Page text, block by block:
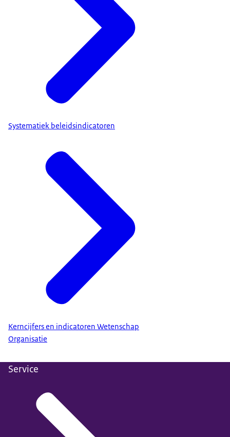
Systematiek beleidsindicatoren
Kerncijfers en indicatoren Wetenschap
Organisatie
Service